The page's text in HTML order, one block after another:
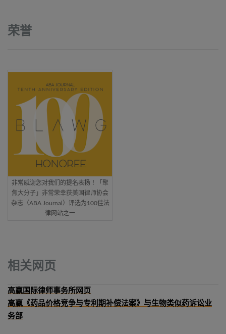
荣誉
非常感谢您对我们的提名表扬！「聚
焦大分子」非常荣幸获美国律师协会
杂志（ABA Journal）评选为100佳法
律网站之一
相关网页
高赢国际律师事务所网页
高赢《药品价格竞争与专利期补偿法案》与生物类似药诉讼业
务部